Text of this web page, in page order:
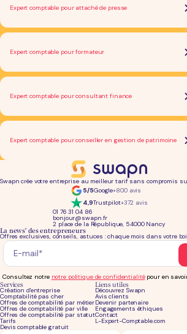
Expert comptable pour attaché de presse
Expert comptable pour formateur
Expert comptable pour consultant finance
Expert comptable pour conseiller en gestion de patrimoine
Swapn crée votre entreprise au meilleur tarif sans compromis
5/5Google+800 avis
4,9Trustpilot+372 avis
01 76 31 04 86
bonjour@swapn.fr
2 place de la République, 54000 Nancy
Services
Création d'entreprise
Comptabilité pas cher
Offres de comptabilité par métier
Offres de comptabilité par ville
Offres de comptabilité par statut
Tarifs
Devis comptable gratuit
Liens utiles
Découvrez Swapn
Avis clients
Devenir partenaire
Engagements éthiques
Contact
L-Expert-Comptable.com
La news' des entrepreneurs
Offres exclusives, conseils, astuces : chaque mois dans votre
Consultez notre notre politique de confidentialitépour en